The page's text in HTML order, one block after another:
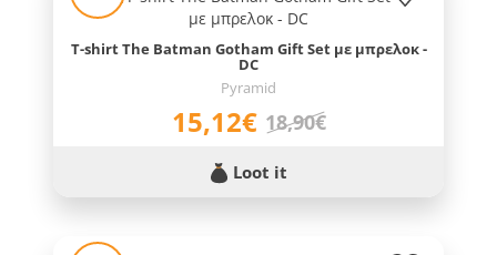
T-shirt The Batman Gotham Gift Set με μπρελοκ -
DC
Pyramid
15,12€ 18,90€
Loot it